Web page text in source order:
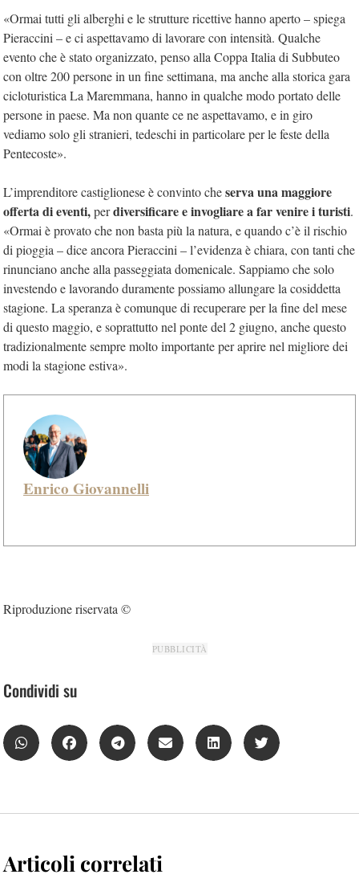
«Ormai tutti gli alberghi e le strutture ricettive hanno aperto – spiega
Pieraccini – e ci aspettavamo di lavorare con intensità. Qualche
evento che è stato organizzato, penso alla Coppa Italia di Subbuteo
con oltre 200 persone in un fine settimana, ma anche alla storica gara
cicloturistica La Maremmana, hanno in qualche modo portato delle
persone in paese. Ma non quante ce ne aspettavamo, e in giro
vediamo solo gli stranieri, tedeschi in particolare per le feste della
Pentecoste».
L’imprenditore castiglionese è convinto cheserva una maggiore
offerta di eventi,perdiversificare e invogliare a far venire i turisti.
«Ormai è provato che non basta più la natura, e quando c’è il rischio
di pioggia – dice ancora Pieraccini – l’evidenza è chiara, con tanti che
rinunciano anche alla passeggiata domenicale. Sappiamo che solo
investendo e lavorando duramente possiamo allungare la cosiddetta
stagione. La speranza è comunque di recuperare per la fine del mese
di questo maggio, e soprattutto nel ponte del 2 giugno, anche questo
tradizionalmente sempre molto importante per aprire nel migliore dei
modi la stagione estiva».
Enrico Giovannelli
Riproduzione riservata ©
PUBBLICITÀ
Condividi su
Articoli correlati